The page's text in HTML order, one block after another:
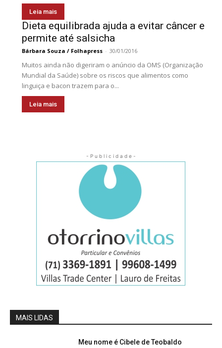
Leia mais
Dieta equilibrada ajuda a evitar câncer e
permite até salsicha
Bárbara Souza / Folhapress - 30/01/2016
Muitos ainda não digeriram o anúncio da OMS (Organização
Mundial da Saúde) sobre os riscos que alimentos como
linguiça e bacon trazem para o...
Leia mais
- P u b l i c i d a d e -
MAIS LIDAS
Meu nome é Cibele de Teobaldo